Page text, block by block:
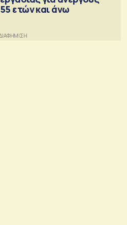
55 ετών και άνω